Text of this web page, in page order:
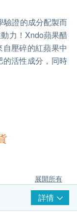
驗證的成分配製而
力！Xndo蘋果醋
壓碎的紅蘋果中
活性成分，同時
展開所有
詳情